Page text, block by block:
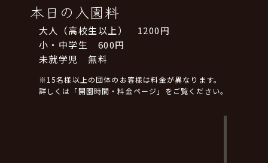
本日の入園料
大人（高校生以上） 1200円
小・中学生 600円
未就学児 無料
※15名様以上の団体のお客様は料金が異なります。
詳しくは「開園時間・料金ページ」をご覧ください。